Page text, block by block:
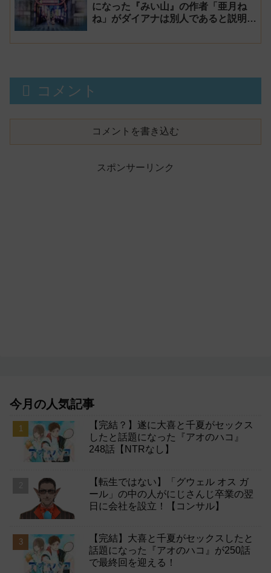
になった『みい山』の作者「亜月ね
ね」がダイアナは別人であると説明し
コメント
コメントを書き込む
スポンサーリンク
今月の人気記事
【完結？】遂に大喜と千夏がセックス
したと話題になった『アオのハコ』
248話【NTRなし】
【転生ではない】「グウェル オス ガ
ール」の中の人がにじさんじ卒業の翌
日に会社を設立！【コンサル】
【完結】大喜と千夏がセックスしたと
話題になった『アオのハコ』が250話
で最終回を迎える！